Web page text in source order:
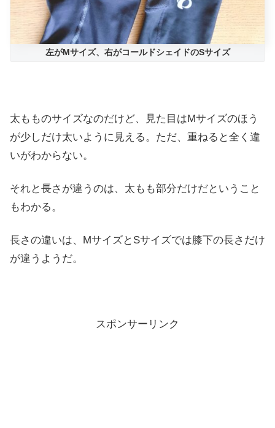
左がMサイズ、右がコールドシェイドのSサイズ
太もものサイズなのだけど、見た目はMサイズのほう
が少しだけ太いように見える。ただ、重ねると全く違
いがわからない。
それと長さが違うのは、太もも部分だけだということ
もわかる。
長さの違いは、MサイズとSサイズでは膝下の長さだけ
が違うようだ。
スポンサーリンク